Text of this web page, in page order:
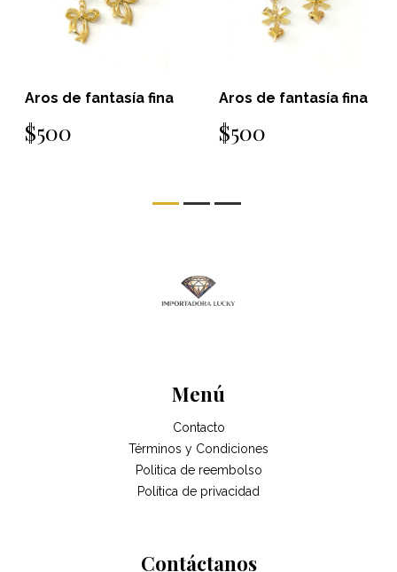
Aros de fantasía fina
$500
Aros de fantasía fina
$500
Menú
Contacto
Términos y Condiciones
Politica de reembolso
Política de privacidad
Contáctanos